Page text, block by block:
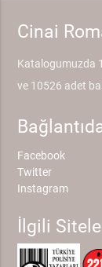
Cinai
Katalogumuzda
ve 10526 adet
Facebook
Twitter
Instagram
İlgili